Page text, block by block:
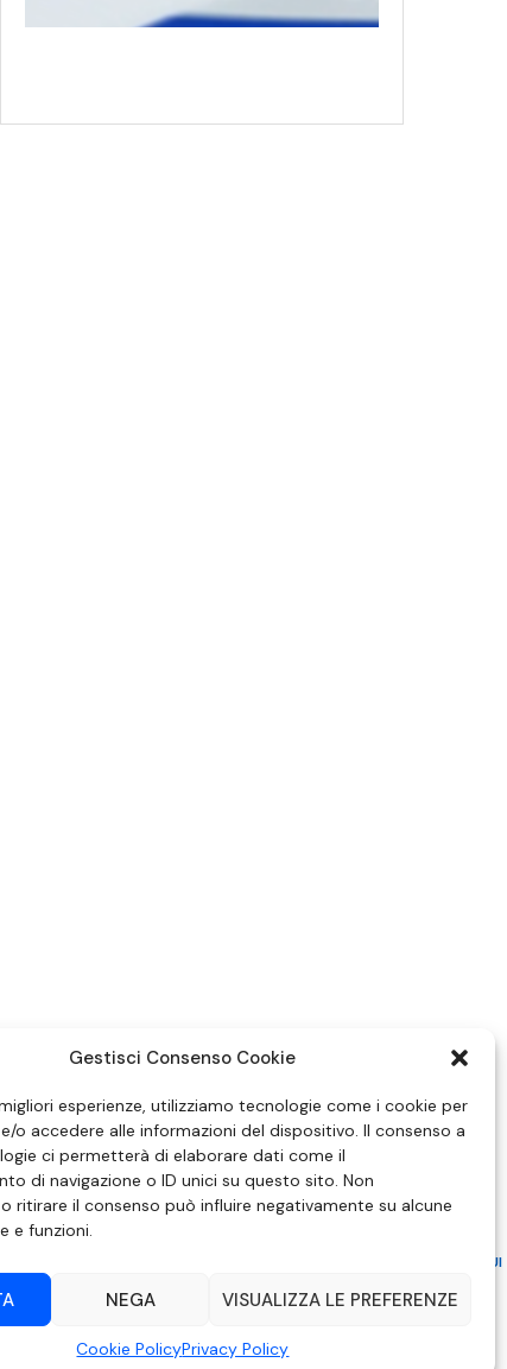
Gestisci Consenso Cookie
esperienze, utilizziamo tecnologie come i cookie per
o accedere alle informazioni del dispositivo. Il consenso a
ci permetterà di elaborare dati come il
di navigazione o ID unici su questo sito. Non
ritirare il consenso può influire negativamente su alcune
e funzioni.
NEGA VISUALIZZA LE PREFERENZE
Cookie PolicyPrivacy Policy
IN MATERIA DI ATTUAZIONE DEL PRINCIPIO DEL PLURALISMO, DI CUI
2003, N. 313
(RG) | P.Iva 00857190888.